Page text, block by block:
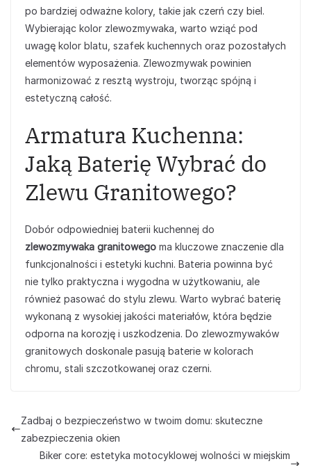
po bardziej odważne kolory, takie jak czerń czy biel.
Wybierając kolor zlewozmywaka, warto wziąć pod
uwagę kolor blatu, szafek kuchennych oraz pozostałych
elementów wyposażenia. Zlewozmywak powinien
harmonizować z resztą wystroju, tworząc spójną i
estetyczną całość.
Armatura Kuchenna:
Jaką Baterię Wybrać do
Zlewu Granitowego?
Dobór odpowiedniej baterii kuchennej do
zlewozmywaka granitowego ma kluczowe znaczenie dla
funkcjonalności i estetyki kuchni. Bateria powinna być
nie tylko praktyczna i wygodna w użytkowaniu, ale
również pasować do stylu zlewu. Warto wybrać baterię
wykonaną z wysokiej jakości materiałów, która będzie
odporna na korozję i uszkodzenia. Do zlewozmywaków
granitowych doskonale pasują baterie w kolorach
chromu, stali szczotkowanej oraz czerni.
Zadbaj o bezpieczeństwo w twoim domu: skuteczne
zabezpieczenia okien
Biker core: estetyka motocyklowej wolności w miejskim